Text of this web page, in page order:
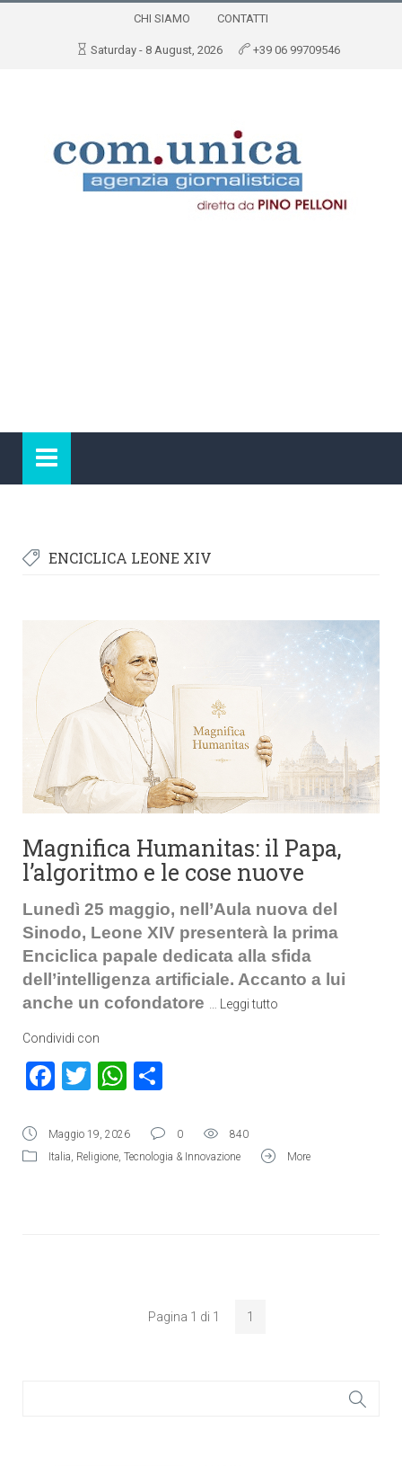
CHI SIAMO CONTATTI
Saturday - 8 August, 2026 +39 06 99709546
ENCICLICA LEONE XIV
Magnifica Humanitas: il Papa,
l’algoritmo e le cose nuove
Lunedì 25 maggio, nell’Aula nuova del
Sinodo, Leone XIV presenterà la prima
Enciclica papale dedicata alla sfida
dell’intelligenza artificiale. Accanto a lui
anche un cofondatore
Leggi tutto
Condividi con
Facebook
TwitterWhatsApp
Maggio 19, 2026 0
840
Italia, Religione, Tecnologia & Innovazione More
Pagina 1 di 1 1